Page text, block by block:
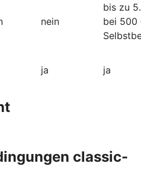
nein
bis zu
bei 500
ja ja
classic-